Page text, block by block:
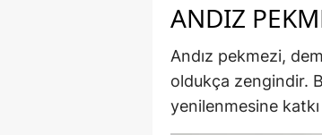
ANDIZ
Andız pekmezi,
oldukça zengindir.
yenilenmesine